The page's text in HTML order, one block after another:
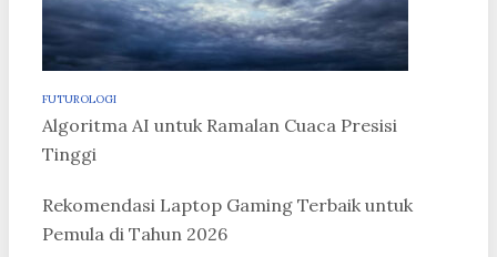
FUTUROLOGI
Algoritma AI untuk Ramalan Cuaca Presisi
Tinggi
Rekomendasi Laptop Gaming Terbaik untuk
Pemula di Tahun 2026